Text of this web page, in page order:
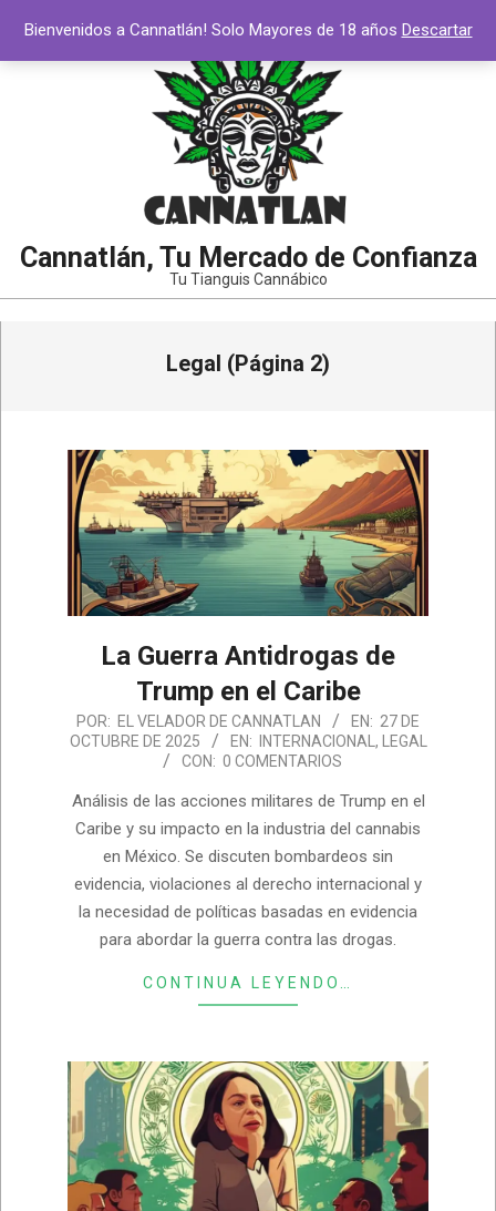
contenido
Cannatlán, Tu Mercado de Confianza
Tu Tianguis Cannábico
Legal (Página 2)
La Guerra Antidrogas de
Trump en el Caribe
2025-
10-
POR: EL VELADOR DE CANNATLAN EN: 27 DE
OCTUBRE DE 2025
EN: INTERNACIONAL, LEGAL
CON: 0 COMENTARIOS
Análisis de las acciones militares de Trump en el
Caribe y su impacto en la industria del cannabis
en México. Se discuten bombardeos sin
evidencia, violaciones al derecho internacional y
la necesidad de políticas basadas en evidencia
para abordar la guerra contra las drogas.
CONTINUA LEYENDO…
Bienvenidos a Cannatlán! Solo Mayores de 18 años Descartar